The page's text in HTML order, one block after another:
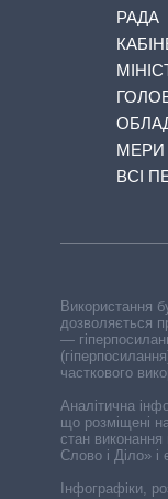
РАДА
МЕРИ
ВСІ
Використання
дозволяється
—
часткового
Аналітична
що розміщені
стан виконання
Слово і Діло»
Інфографіки,